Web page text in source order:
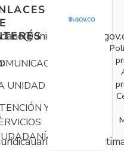
UNIDAD
Y